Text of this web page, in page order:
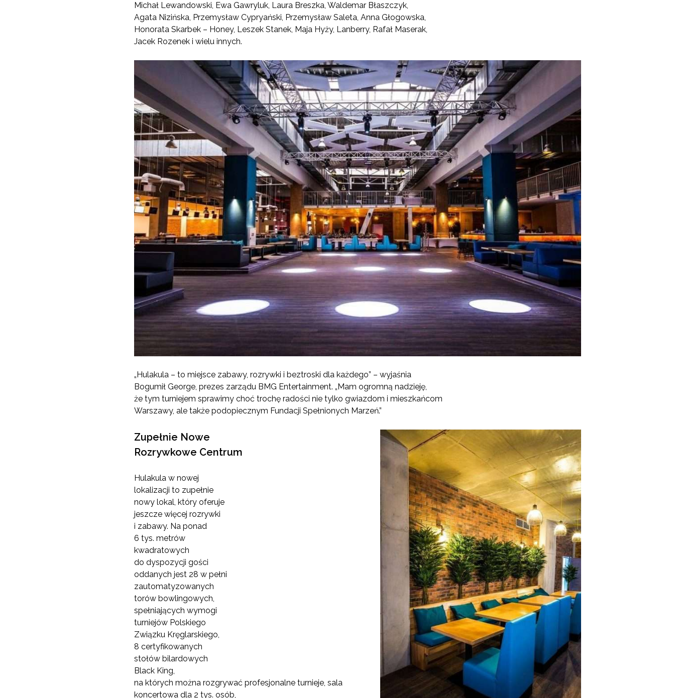
Michał Lewandowski, Ewa Gawryluk, Laura Breszka, Waldemar Błaszczyk,
Agata Nizińska, Przemysław Cypryański, Przemysław Saleta, Anna Głogowska,
Honorata Skarbek – Honey, Leszek Stanek, Maja Hyży, Lanberry, Rafał Maserak,
Jacek Rozenek i wielu innych.
„Hulakula – to miejsce zabawy, rozrywki i beztroski dla każdego” – wyjaśnia
Bogumił George, prezes zarządu BMG Entertainment. „Mam ogromną nadzieję,
że tym turniejem sprawimy choć trochę radości nie tylko gwiazdom i mieszkańcom
Warszawy, ale także podopiecznym Fundacji Spełnionych Marzeń.”
Zupełnie Nowe
Rozrywkowe Centrum
Hulakula w nowej
lokalizacji to zupełnie
nowy lokal, który oferuje
jeszcze więcej rozrywki
i zabawy. Na ponad
6 tys. metrów
kwadratowych
do dyspozycji gości
oddanych jest 28 w pełni
zautomatyzowanych
torów bowlingowych,
spełniających wymogi
turniejów Polskiego
Związku Kręglarskiego,
8 certyfikowanych
stołów bilardowych
Black King,
na których można rozgrywać profesjonalne turnieje, sala
koncertowa dla 2 tys. osób,